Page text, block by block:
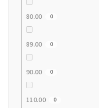
80.00 0
89.00 0
90.00 0
110.00 0